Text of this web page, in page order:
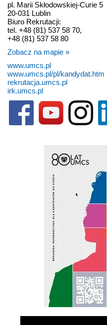
pl. Marii Skłodowskiej-Curie 5
20-031 Lublin
Biuro Rekrutacji:
tel. +48 (81) 537 58 70,
+48 (81) 537 58 80
Zobacz na mapie »
www.umcs.pl
www.umcs.pl/pl/kandydat.htm
rekrutacja.umcs.pl
irk.umcs.pl